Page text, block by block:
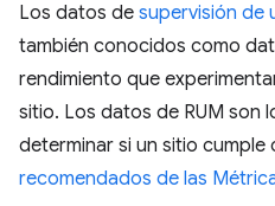
Los datos de supervisión de
también conocidos como
rendimiento que
sitio. Los datos de RUM son
determinar si un sitio cumple
recomendados de las